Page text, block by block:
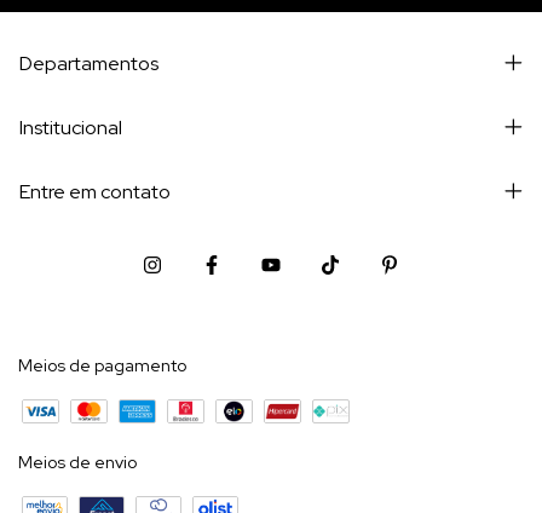
Departamentos
Institucional
Entre em contato
Meios de pagamento
Meios de envio